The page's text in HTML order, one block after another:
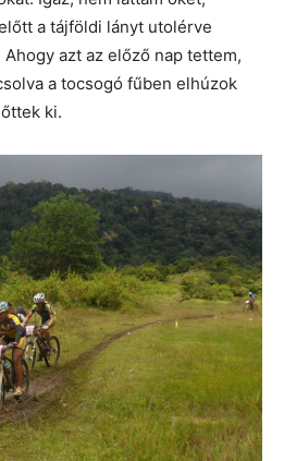
a tájföldi lányt utolérve
azt az előző nap tettem,
a tocsogó fűben elhúzok
ki.